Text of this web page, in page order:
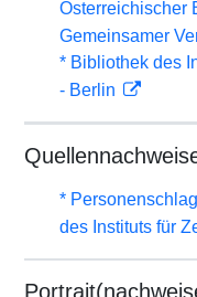
Österreichischer
Gemeinsamer
* Bibliothek des
- Berlin
*
des Instituts für